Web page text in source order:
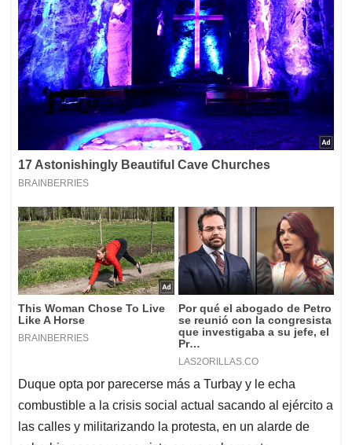
Duque opta por parecerse más a Turbay y le echa
combustible a la crisis social actual sacando al ejército a
las calles y militarizando la protesta, en un alarde de